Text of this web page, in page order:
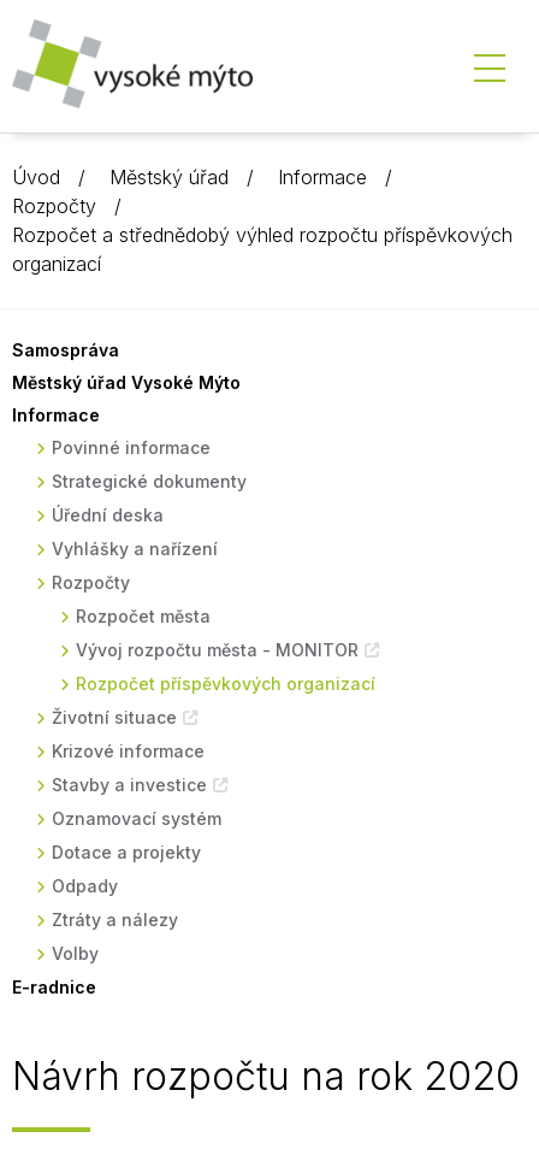
Úvod Městský úřad
Informace
Rozpočty
Rozpočet a střednědobý výhled rozpočtu příspěvkových
organizací
Samospráva
Městský úřad Vysoké Mýto
Informace
Povinné informace
Strategické dokumenty
Úřední deska
Vyhlášky a nařízení
Rozpočty
Rozpočet města
Vývoj rozpočtu města - MONITOR
Rozpočet příspěvkových organizací
Životní situace
Krizové informace
Stavby a investice
Oznamovací systém
Dotace a projekty
Odpady
Ztráty a nálezy
Volby
E-radnice
Návrh rozpočtu na rok 2020